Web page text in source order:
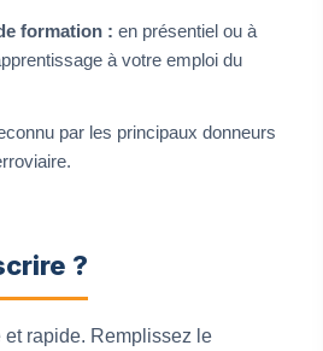
formation : en présentiel ou à
à votre emploi du
par les principaux donneurs
?
et rapide. Remplissez le